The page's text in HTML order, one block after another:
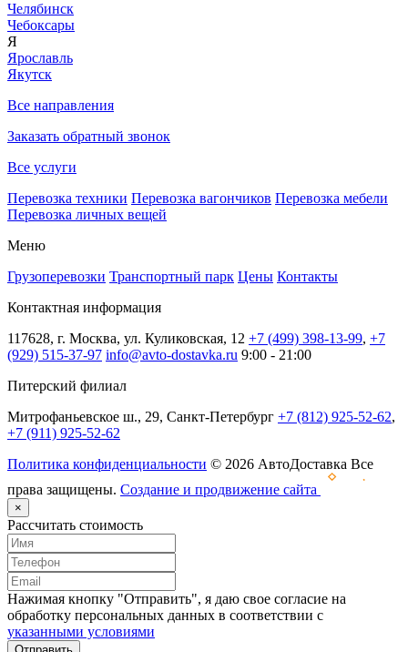
Челябинск
Чебоксары
Я
Ярославль
Якутск
Все направления
Заказать обратный звонок
Все услуги
Перевозка техники Перевозка вагончиков Перевозка мебели
Перевозка личных вещей
Меню
Грузоперевозки Транспортный парк Цены Контакты
Контактная информация
117628, г. Москва, ул. Куликовская, 12 +7 (499) 398-13-99, +7
(929) 515-37-97 info@avto-dostavka.ru 9:00 - 21:00
Питерский филиал
Митрофаньевское ш., 29, Санкт-Петербург +7 (812) 925-52-62,
+7 (911) 925-52-62
Политика конфиденциальности © 2026 АвтоДоставка Все
права защищены. Создание и продвижение сайта
×
Рассчитать стоимость
Нажимая кнопку "Отправить", я даю свое согласие на
обработку персональных данных в соответствии с
указанными условиями
Отправить